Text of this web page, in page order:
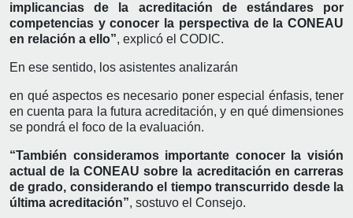
implicancias de la acreditación de estándares por
competencias y conocer la perspectiva de la CONEAU
en relación a ello”, explicó el CODIC.
En ese sentido, los asistentes analizarán
en qué aspectos es necesario poner especial énfasis, tener
en cuenta para la futura acreditación, y en qué dimensiones
se pondrá el foco de la evaluación.
“También consideramos importante conocer la visión
actual de la CONEAU sobre la acreditación en carreras
de grado, considerando el tiempo transcurrido desde la
última acreditación”, sostuvo el Consejo.